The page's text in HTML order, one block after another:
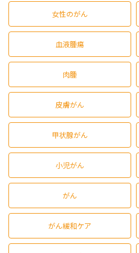
女性のがん
血液腫瘍
肉腫
皮膚がん
甲状腺がん
小児がん
がん
がん緩和ケア